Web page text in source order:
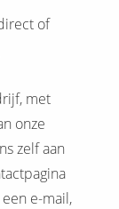
of
met
onze
zelf aan
e-mail,